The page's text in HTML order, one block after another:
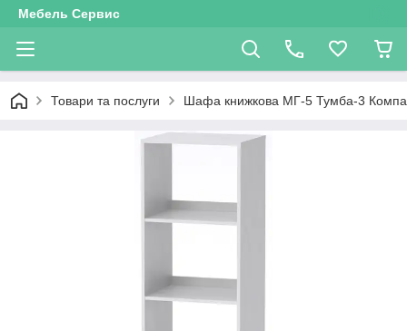
Мебель Сервис
Товари та послуги Шафа книжкова МГ-5 Тумба-3